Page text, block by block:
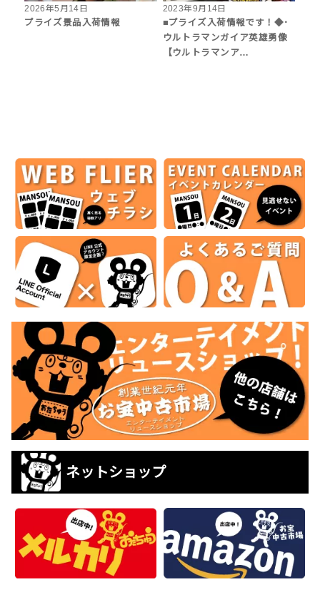
2026年5月14日
プライズ景品入荷情報
2023年9月14日
■プライズ入荷情報です！◆･
ウルトラマンガイア英雄勇像
【ウルトラマンア…
ネットショップ